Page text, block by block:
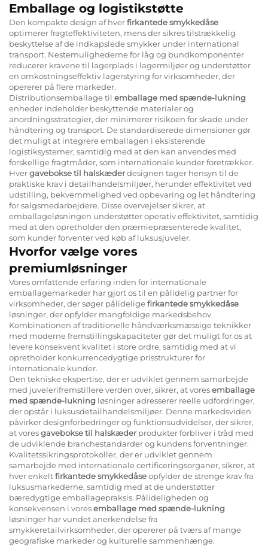
Emballage og logistikstøtte
Den kompakte design af hverfirkantede smykkedåse
optimerer fragteffektiviteten, mens der sikres tilstrækkelig
beskyttelse af de indkapslede smykker under international
transport. Nestemulighederne for låg og bundkomponenter
reducerer kravene til lagerplads i lagermiljøer og understøtter
en omkostningseffektiv lagerstyring for virksomheder, der
opererer på flere markeder.
Distributionsemballage til emballage med spænde-lukning
enheder indeholder beskyttende materialer og
anordningsstrategier, der minimerer risikoen for skade under
håndtering og transport. De standardiserede dimensioner gør
det muligt at integrere emballagen i eksisterende
logistiksystemer, samtidig med at den kan anvendes med
forskellige fragtmåder, som internationale kunder foretrækker.
Hvergavebokse til halskæderdesignen tager hensyn til de
praktiske krav i detailhandelsmiljøer, herunder effektivitet ved
udstilling, bekvemmelighed ved opbevaring og let håndtering
for salgsmedarbejdere. Disse overvejelser sikrer, at
emballageløsningen understøtter operativ effektivitet, samtidig
med at den opretholder den præmiepræsenterede kvalitet,
som kunder forventer ved køb af luksusjuveler.
Hvorfor vælge vores
premiumløsninger
Vores omfattende erfaring inden for internationale
emballagemarkeder har gjort os til en pålidelig partner for
virksomheder, der søger pålideligefirkantede smykkedåse
løsninger, der opfylder mangfoldige markedsbehov.
Kombinationen af traditionelle håndværksmæssige teknikker
med moderne fremstillingskapaciteter gør det muligt for os at
levere konsekvent kvalitet i store ordre, samtidig med at vi
opretholder konkurrencedygtige prisstrukturer for
internationale kunder.
Den tekniske ekspertise, der er udviklet gennem samarbejde
med juvelerifremstillere verden over, sikrer, at voresemballage
med spænde-lukning løsninger adresserer reelle udfordringer,
der opstår i luksusdetailhandelsmiljøer. Denne markedsviden
påvirker designforbedringer og funktionsudvidelser, der sikrer,
at voresgavebokse til halskæderprodukter forbliver i tråd med
de udviklende branchestandarder og kundens forventninger.
Kvalitetssikringsprotokoller, der er udviklet gennem
samarbejde med internationale certificeringsorganer, sikrer, at
hver enkeltfirkantede smykkedåseopfylder de strenge krav fra
luksusmarkederne, samtidig med at de understøtter
bæredygtige emballagepraksis. Pålideligheden og
konsekvensen i voresemballage med spænde-lukning
løsninger har vundet anerkendelse fra
smykkeretailvirksomheder, der opererer på tværs af mange
geografiske markeder og kulturelle sammenhænge.